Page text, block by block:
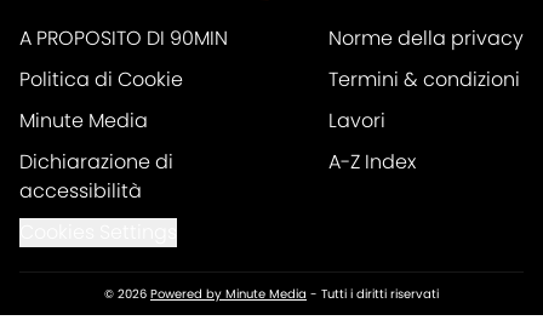
A PROPOSITO DI 90MIN
Norme della privacy
Politica di Cookie
Termini & condizioni
Minute Media
Lavori
Dichiarazione di
accessibilità
A-Z Index
© 2026 Powered by Minute Media - Tutti i diritti riservati